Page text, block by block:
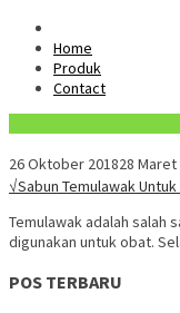
Home
Produk
Contact
26 Oktober 201828 Maret
√Sabun Temulawak
Temulawak adalah salah
digunakan untuk obat.
POS TERBARU